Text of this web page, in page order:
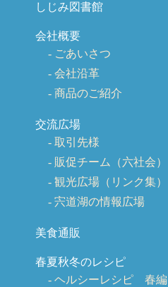
しじみ図書館
会社概要
ごあいさつ
会社沿革
商品のご紹介
交流広場
取引先様
販促チーム（六社会）
観光広場（リンク集）
宍道湖の情報広場
美食通販
春夏秋冬のレシピ
ヘルシーレシピ 春編